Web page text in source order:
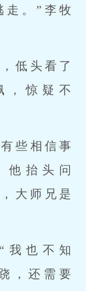
走。”李牧
低头看了
，惊疑不
些相信事
他抬头问
大师兄是
我也不知
，还需要